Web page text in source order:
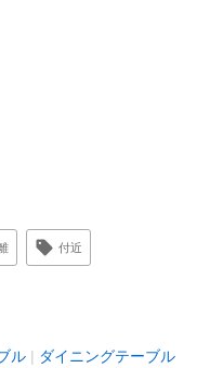
付近
ル ダイニングテーブル